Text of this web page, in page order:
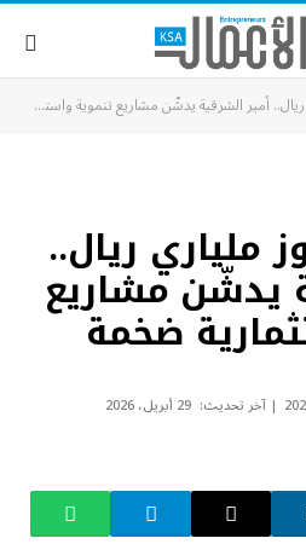
أمير الشرقية يدشّن مشاريع تنموية واستثمارية ضخمة
ملياري ريال..
يدشّن مشاريع
ضخمة
آخر تحديث: 29 أبريل، 2026